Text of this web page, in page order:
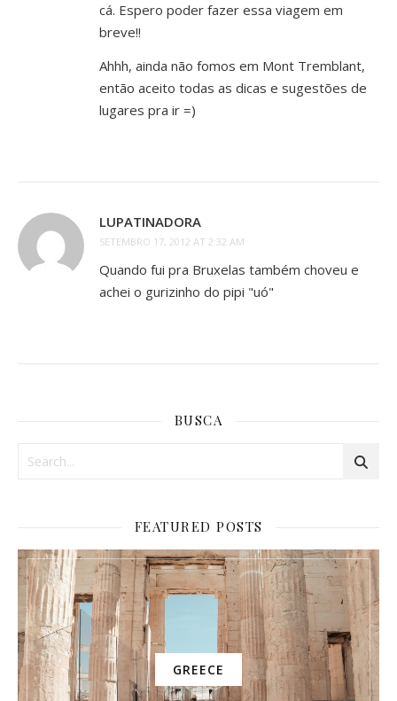
cá. Espero poder fazer essa viagem em
breve!!
Ahhh, ainda não fomos em Mont Tremblant,
então aceito todas as dicas e sugestões de
lugares pra ir =)
LUPATINADORA
SETEMBRO 17, 2012 AT 2:32 AM
Quando fui pra Bruxelas também choveu e
achei o gurizinho do pipi "uó"
BUSCA
FEATURED POSTS
GREECE